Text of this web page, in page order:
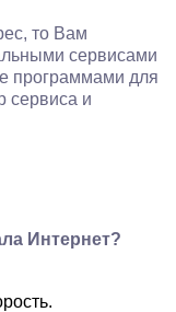
то Вам
сервисами
программами для
сервиса и
Интернет?